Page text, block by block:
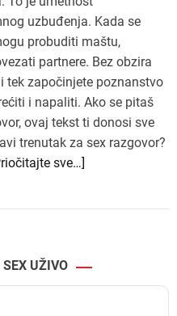
uzbuđenja. Kada se
probuditi maštu,
partnere. Bez obzira
tek započinjete poznanstvo
i napaliti. Ako se pitaš
ovaj tekst ti donosi sve
trenutak za sex razgovor?
sve…]
UŽIVO